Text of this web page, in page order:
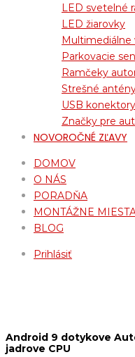
LED svetelné
LED žiarovky
Multimediálne
Parkovacie
Ramčeky
Strešné
USB konektory
Značky pre
NOVOROČNÉ ZĽAVY
DOMOV
O NÁS
PORADŇA
MONTÁŽNE
BLOG
Prihlásiť
Android 9 dotykove
jadrove CPU